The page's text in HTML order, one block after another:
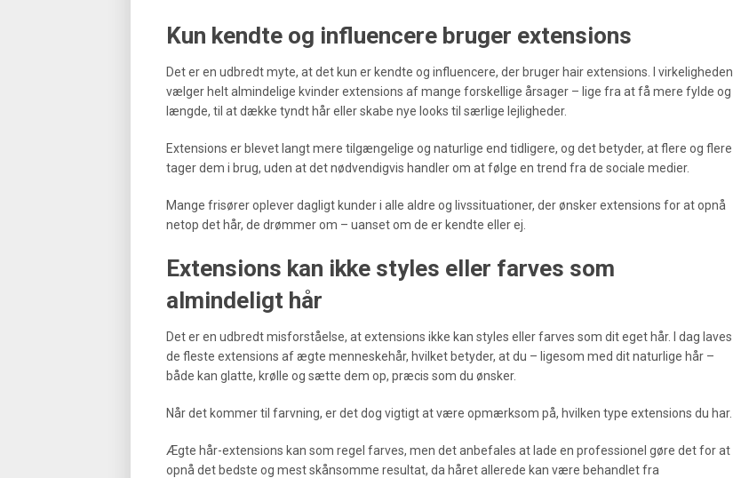
Kun kendte og influencere bruger extensions
Det er en udbredt myte, at det kun er kendte og influencere, der bruger hair extensions. I virkeligheden
vælger helt almindelige kvinder extensions af mange forskellige årsager – lige fra at få mere fylde og
længde, til at dække tyndt hår eller skabe nye looks til særlige lejligheder.
Extensions er blevet langt mere tilgængelige og naturlige end tidligere, og det betyder, at flere og flere
tager dem i brug, uden at det nødvendigvis handler om at følge en trend fra de sociale medier.
Mange frisører oplever dagligt kunder i alle aldre og livssituationer, der ønsker extensions for at opnå
netop det hår, de drømmer om – uanset om de er kendte eller ej.
Extensions kan ikke styles eller farves som
almindeligt hår
Det er en udbredt misforståelse, at extensions ikke kan styles eller farves som dit eget hår. I dag laves
de fleste extensions af ægte menneskehår, hvilket betyder, at du – ligesom med dit naturlige hår –
både kan glatte, krølle og sætte dem op, præcis som du ønsker.
Når det kommer til farvning, er det dog vigtigt at være opmærksom på, hvilken type extensions du har.
Ægte hår-extensions kan som regel farves, men det anbefales at lade en professionel gøre det for at
opnå det bedste og mest skånsomme resultat, da håret allerede kan være behandlet fra